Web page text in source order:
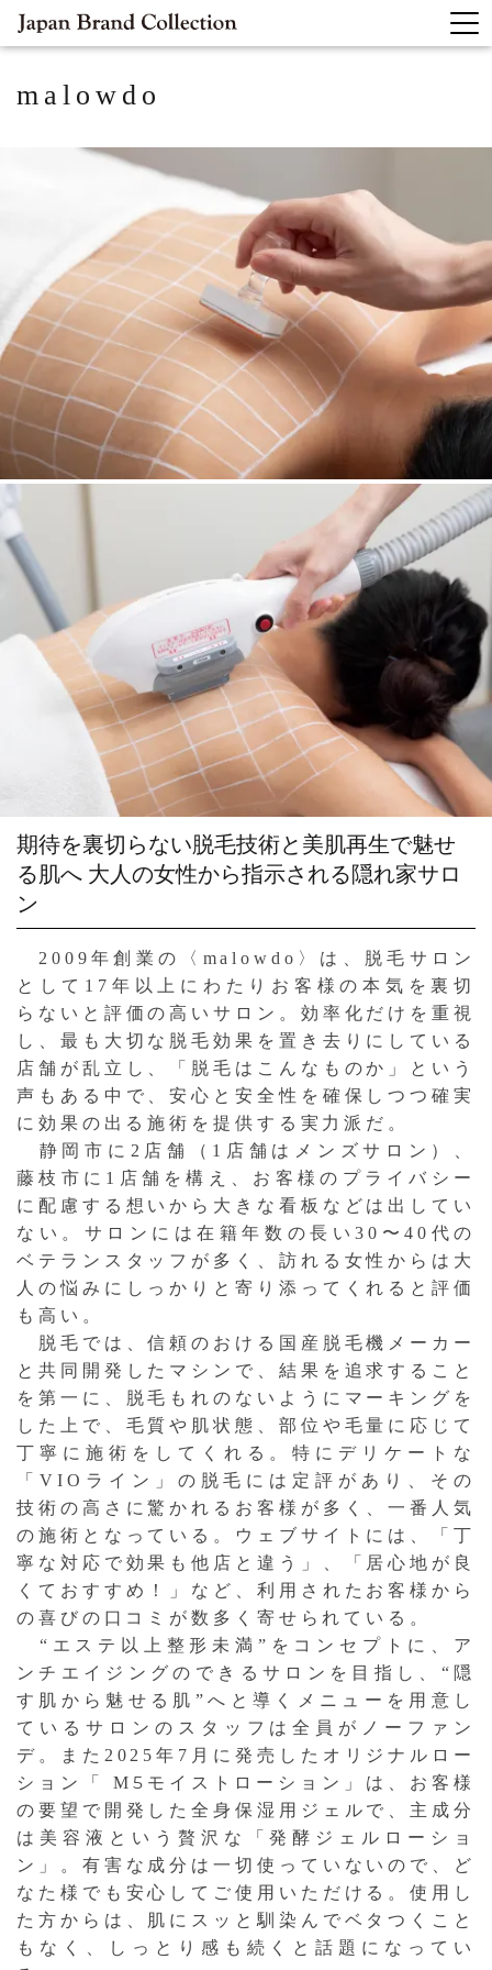
malowdo
期待を裏切らない脱毛技術と美肌再生で魅せ
る肌へ 大人の女性から指示される隠れ家サロ
ン
2009年創業の〈malowdo〉は、脱毛サロン
として17年以上にわたりお客様の本気を裏切
らないと評価の高いサロン。効率化だけを重視
し、最も大切な脱毛効果を置き去りにしている
店舗が乱立し、「脱毛はこんなものか」という
声もある中で、安心と安全性を確保しつつ確実
に効果の出る施術を提供する実力派だ。
静岡市に2店舗（1店舗はメンズサロン）、
藤枝市に1店舗を構え、お客様のプライバシー
に配慮する想いから大きな看板などは出してい
ない。サロンには在籍年数の長い30〜40代の
ベテランスタッフが多く、訪れる女性からは大
人の悩みにしっかりと寄り添ってくれると評価
も高い。
脱毛では、信頼のおける国産脱毛機メーカー
と共同開発したマシンで、結果を追求すること
を第一に、脱毛もれのないようにマーキングを
した上で、毛質や肌状態、部位や毛量に応じて
丁寧に施術をしてくれる。特にデリケートな
「VIOライン」の脱毛には定評があり、その
技術の高さに驚かれるお客様が多く、一番人気
の施術となっている。ウェブサイトには、「丁
寧な対応で効果も他店と違う」、「居心地が良
くておすすめ！」など、利用されたお客様から
の喜びの口コミが数多く寄せられている。
“エステ以上整形未満”をコンセプトに、ア
ンチエイジングのできるサロンを目指し、“隠
す肌から魅せる肌”へと導くメニューを用意し
ているサロンのスタッフは全員がノーファン
デ。また2025年7月に発売したオリジナルロー
ション「 M 5 モイストローション」は、お客様
の要望で開発した全身保湿用ジェルで、主成分
は美容液という贅沢な「発酵ジェルローショ
ン」。有害な成分は一切使っていないので、ど
なた様でも安心してご使用いただける。使用し
た方からは、肌にスッと馴染んでベタつくこと
もなく、しっとり感も続くと話題になってい